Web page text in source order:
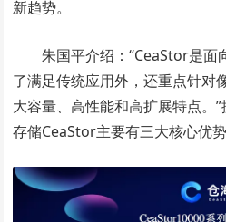
新趋势。
朱国平介绍：“CeaStor是面
了满足传统应用外，还重点针对
大容量、高性能和高扩展特点。
存储CeaStor主要有三大核心优